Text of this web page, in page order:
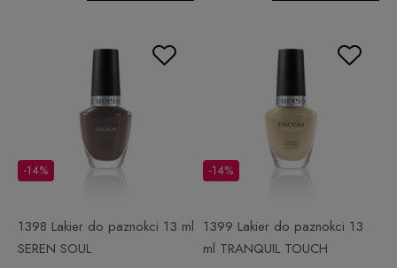
1398 Lakier do paznokci 13 ml
SEREN SOUL
-14%
1399 Lakier do paznokci 13
ml TRANQUIL TOUCH
-14%